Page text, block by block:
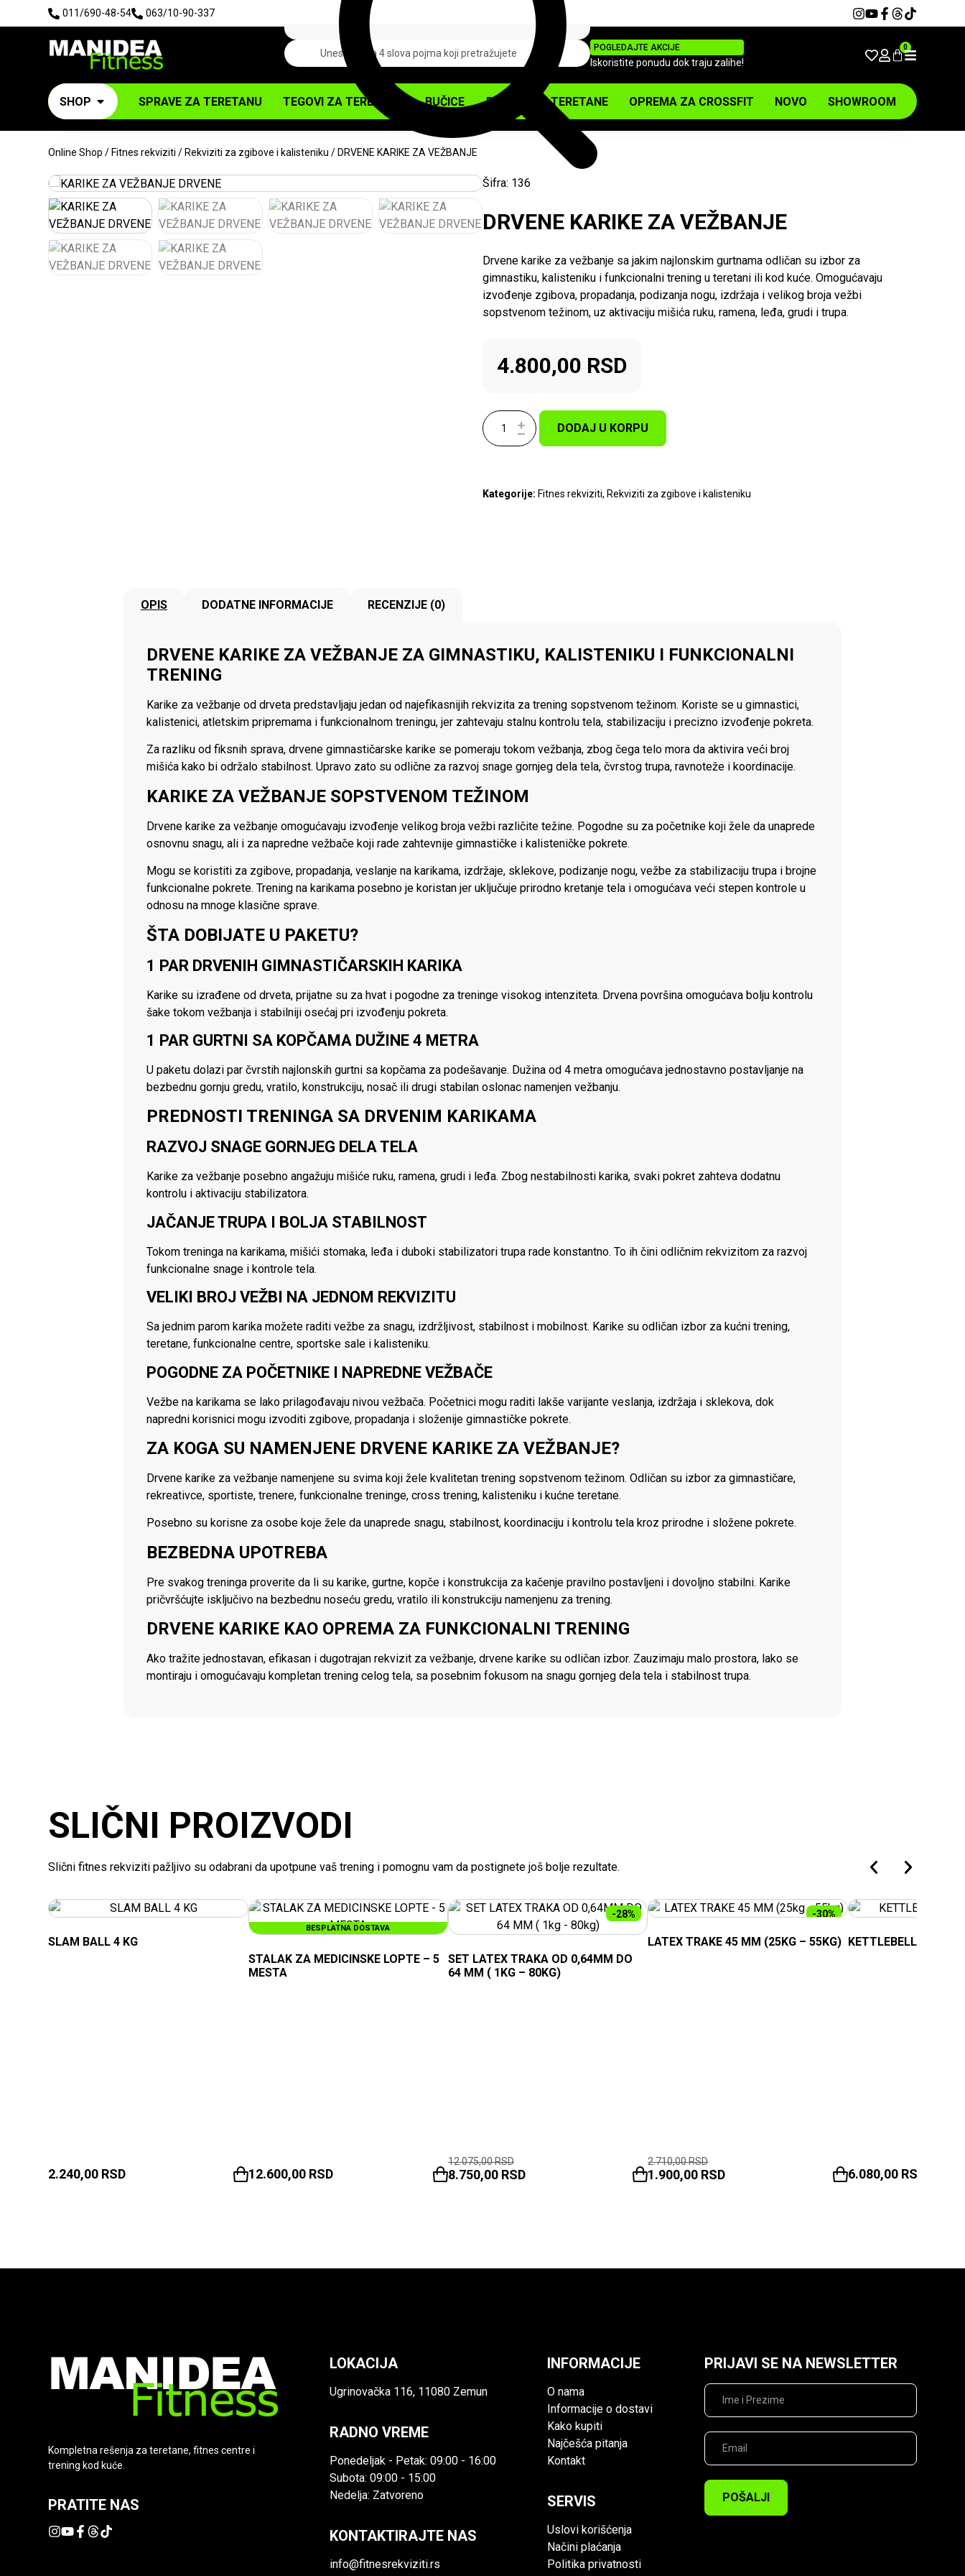
011/690-48-54 063/10-90-337
POGLEDAJTE AKCIJE
Iskoristite ponudu dok traju zalihe!
0
SHOP SPRAVE ZA TERETANU TEGOVI ZA TERETANU BUČICE PODOVI ZA TERETANE OPREMA ZA CROSSFIT NOVO SHOWROOM
Online Shop / Fitnes rekviziti / Rekviziti za zgibove i kalisteniku / DRVENE KARIKE ZA VEŽBANJE
Šifra: 136
DRVENE KARIKE ZA VEŽBANJE
Drvene karike za vežbanje sa jakim najlonskim gurtnama odličan su izbor za
gimnastiku, kalisteniku i funkcionalni trening u teretani ili kod kuće. Omogućavaju
izvođenje zgibova, propadanja, podizanja nogu, izdržaja i velikog broja vežbi
sopstvenom težinom, uz aktivaciju mišića ruku, ramena, leđa, grudi i trupa.
4.800,00 RSD
DODAJ U KORPU
Kategorije: Fitnes rekviziti, Rekviziti za zgibove i kalisteniku
OPIS DODATNE INFORMACIJE RECENZIJE (0)
DRVENE KARIKE ZA VEŽBANJE ZA GIMNASTIKU, KALISTENIKU I FUNKCIONALNI
TRENING
Karike za vežbanje od drveta predstavljaju jedan od najefikasnijih rekvizita za trening sopstvenom težinom. Koriste se u gimnastici,
kalistenici, atletskim pripremama i funkcionalnom treningu, jer zahtevaju stalnu kontrolu tela, stabilizaciju i precizno izvođenje pokreta.
Za razliku od fiksnih sprava, drvene gimnastičarske karike se pomeraju tokom vežbanja, zbog čega telo mora da aktivira veći broj
mišića kako bi održalo stabilnost. Upravo zato su odlične za razvoj snage gornjeg dela tela, čvrstog trupa, ravnoteže i koordinacije.
KARIKE ZA VEŽBANJE SOPSTVENOM TEŽINOM
Drvene karike za vežbanje omogućavaju izvođenje velikog broja vežbi različite težine. Pogodne su za početnike koji žele da unaprede
osnovnu snagu, ali i za napredne vežbače koji rade zahtevnije gimnastičke i kalisteničke pokrete.
Mogu se koristiti za zgibove, propadanja, veslanje na karikama, izdržaje, sklekove, podizanje nogu, vežbe za stabilizaciju trupa i brojne
funkcionalne pokrete. Trening na karikama posebno je koristan jer uključuje prirodno kretanje tela i omogućava veći stepen kontrole u
odnosu na mnoge klasične sprave.
ŠTA DOBIJATE U PAKETU?
1 PAR DRVENIH GIMNASTIČARSKIH KARIKA
Karike su izrađene od drveta, prijatne su za hvat i pogodne za treninge visokog intenziteta. Drvena površina omogućava bolju kontrolu
šake tokom vežbanja i stabilniji osećaj pri izvođenju pokreta.
1 PAR GURTNI SA KOPČAMA DUŽINE 4 METRA
U paketu dolazi par čvrstih najlonskih gurtni sa kopčama za podešavanje. Dužina od 4 metra omogućava jednostavno postavljanje na
bezbednu gornju gredu, vratilo, konstrukciju, nosač ili drugi stabilan oslonac namenjen vežbanju.
PREDNOSTI TRENINGA SA DRVENIM KARIKAMA
RAZVOJ SNAGE GORNJEG DELA TELA
Karike za vežbanje posebno angažuju mišiće ruku, ramena, grudi i leđa. Zbog nestabilnosti karika, svaki pokret zahteva dodatnu
kontrolu i aktivaciju stabilizatora.
JAČANJE TRUPA I BOLJA STABILNOST
Tokom treninga na karikama, mišići stomaka, leđa i duboki stabilizatori trupa rade konstantno. To ih čini odličnim rekvizitom za razvoj
funkcionalne snage i kontrole tela.
VELIKI BROJ VEŽBI NA JEDNOM REKVIZITU
Sa jednim parom karika možete raditi vežbe za snagu, izdržljivost, stabilnost i mobilnost. Karike su odličan izbor za kućni trening,
teretane, funkcionalne centre, sportske sale i kalisteniku.
POGODNE ZA POČETNIKE I NAPREDNE VEŽBAČE
Vežbe na karikama se lako prilagođavaju nivou vežbača. Početnici mogu raditi lakše varijante veslanja, izdržaja i sklekova, dok
napredni korisnici mogu izvoditi zgibove, propadanja i složenije gimnastičke pokrete.
ZA KOGA SU NAMENJENE DRVENE KARIKE ZA VEŽBANJE?
Drvene karike za vežbanje namenjene su svima koji žele kvalitetan trening sopstvenom težinom. Odličan su izbor za gimnastičare,
rekreativce, sportiste, trenere, funkcionalne treninge, cross trening, kalisteniku i kućne teretane.
Posebno su korisne za osobe koje žele da unaprede snagu, stabilnost, koordinaciju i kontrolu tela kroz prirodne i složene pokrete.
BEZBEDNA UPOTREBA
Pre svakog treninga proverite da li su karike, gurtne, kopče i konstrukcija za kačenje pravilno postavljeni i dovoljno stabilni. Karike
pričvršćujte isključivo na bezbednu noseću gredu, vratilo ili konstrukciju namenjenu za trening.
DRVENE KARIKE KAO OPREMA ZA FUNKCIONALNI TRENING
Ako tražite jednostavan, efikasan i dugotrajan rekvizit za vežbanje, drvene karike su odličan izbor. Zauzimaju malo prostora, lako se
montiraju i omogućavaju kompletan trening celog tela, sa posebnim fokusom na snagu gornjeg dela tela i stabilnost trupa.
SLIČNI PROIZVODI
Slični fitnes rekviziti pažljivo su odabrani da upotpune vaš trening i pomognu vam da postignete još bolje rezultate.
SLAM BALL 4 KG
2.240,00 RSD
BESPLATNA DOSTAVA
STALAK ZA MEDICINSKE LOPTE – 5
MESTA
12.600,00 RSD
-28%
SET LATEX TRAKA OD 0,64MM DO
64 MM ( 1KG – 80KG)
12.075,00RSD
8.750,00 RSD
-30%
LATEX TRAKE 45 MM (25KG – 55KG)
2.710,00RSD
1.900,00 RSD
KETTLEBELL
6.080,00 RSD
Kompletna rešenja za teretane, fitnes centre i
trening kod kuće.
PRATITE NAS
LOKACIJA
Ugrinovačka 116, 11080 Zemun
RADNO VREME
Ponedeljak - Petak: 09:00 - 16:00
Subota: 09:00 - 15:00
Nedelja: Zatvoreno
KONTAKTIRAJTE NAS
info@fitnesrekviziti.rs
INFORMACIJE
O nama
Informacije o dostavi
Kako kupiti
Najčešća pitanja
Kontakt
SERVIS
Uslovi korišćenja
Načini plaćanja
Politika privatnosti
PRIJAVI SE NA NEWSLETTER
POŠALJI